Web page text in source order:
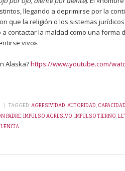
llegando a deprimirse por la
que la religión o los sistemas
a contactar la maldad como una
vivo».
Alaska?https://www.youtube.com/
\ TAGGED:AGRESIVIDAD,AUTORIDAD,
PADRE,IMPULSO AGRESIVO,IMPULSO TIERNO,